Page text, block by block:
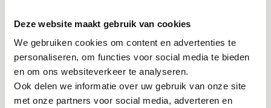
Deze website maakt gebruik van cookies
We gebruiken cookies om content en advertenties te
personaliseren, om functies voor social media te bieden
en om ons websiteverkeer te analyseren.
Ook delen we informatie over uw gebruik van onze site
met onze partners voor social media, adverteren en
EN1906 klasse 3 geveerd
Massieve RVS ondergrond
Exclusief rozet of schild, deze dient u extra mee te
bestellen